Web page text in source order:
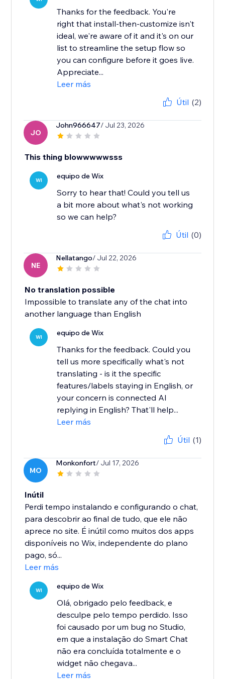
Thanks for the feedback. You're
right that install-then-customize isn't
ideal, we're aware of it and it's on our
list to streamline the setup flow so
you can configure before it goes live.
Appreciate...
Leer más
Útil (2)
JO
John966647/ Jul 23, 2026
This thing blowwwwwsss
WI equipo de Wix
Sorry to hear that! Could you tell us
a bit more about what's not working
Útil (0)
NE
Nellatango/ Jul 22, 2026
No translation possible
Impossible to translate any of the chat into
another language than English
WI equipo de Wix
Thanks for the feedback. Could you
tell us more specifically what's not
translating - is it the specific
features/labels staying in English, or
your concern is connected AI
replying in English? That'll help...
Leer más
Útil (1)
MO
Monkonfort/ Jul 17, 2026
Inútil
Perdi tempo instalando e configurando o chat,
para descobrir ao final de tudo, que ele não
aprece no site. É inútil como muitos dos apps
disponíveis no Wix, independente do plano
pago, só...
Leer más
WI equipo de Wix
Olá, obrigado pelo feedback, e
desculpe pelo tempo perdido. Isso
foi causado por um bug no Studio,
em que a instalação do Smart Chat
não era concluída totalmente e o
widget não chegava...
Leer más